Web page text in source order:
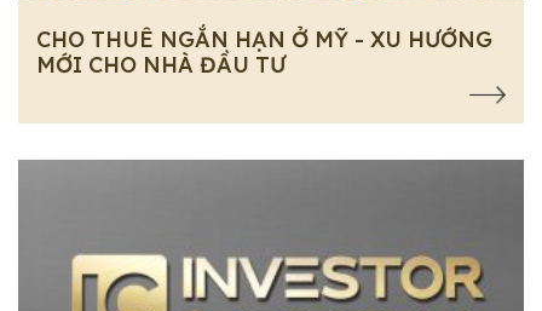
CHO THUÊ NGẮN HẠN Ở MỸ - XU HƯỚNG
MỚI CHO NHÀ ĐẦU TƯ